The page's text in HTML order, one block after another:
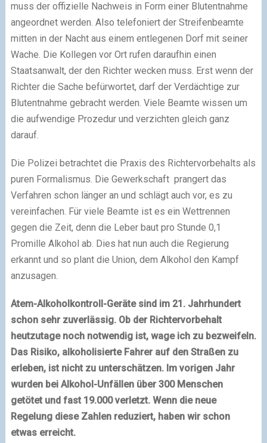
muss der offizielle Nachweis in Form einer Blutentnahme
angeordnet werden. Also telefoniert der Streifenbeamte
mitten in der Nacht aus einem entlegenen Dorf mit seiner
Wache. Die Kollegen vor Ort rufen daraufhin einen
Staatsanwalt, der den Richter wecken muss. Erst wenn der
Richter die Sache befürwortet, darf der Verdächtige zur
Blutentnahme gebracht werden. Viele Beamte wissen um
die aufwendige Prozedur und verzichten gleich ganz
darauf.
Die Polizei betrachtet die Praxis des Richtervorbehalts als
puren Formalismus. Die Gewerkschaft prangert das
Verfahren schon länger an und schlägt auch vor, es zu
vereinfachen. Für viele Beamte ist es ein Wettrennen
gegen die Zeit, denn die Leber baut pro Stunde 0,1
Promille Alkohol ab. Dies hat nun auch die Regierung
erkannt und so plant die Union, dem Alkohol den Kampf
anzusagen.
Atem-Alkoholkontroll-Geräte sind im 21. Jahrhundert
schon sehr zuverlässig. Ob der Richtervorbehalt
heutzutage noch notwendig ist, wage ich zu bezweifeln.
Das Risiko, alkoholisierte Fahrer auf den Straßen zu
erleben, ist nicht zu unterschätzen. Im vorigen Jahr
wurden bei Alkohol-Unfällen über 300 Menschen
getötet und fast 19.000 verletzt. Wenn die neue
Regelung diese Zahlen reduziert, haben wir schon
etwas erreicht.